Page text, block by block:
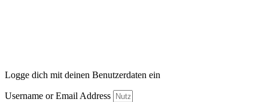
Logge dich mit deinen Benutzerdaten ein
Username or Email Address